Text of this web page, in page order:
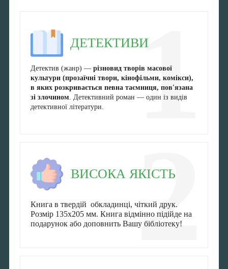
1
ДЕТЕКТИВИ
Детектив (жанр) — різновид творів масової
культури (прозаїчні твори, кінофільми, комікси),
в яких розкривається певна таємниця, пов'язана
зі злочином . Детективний роман — один із видів
детективної літератури.
2
ВИСОКА ЯКІСТЬ
Книга в твердій обкладинці, чіткий друк.
Розмір 135x205 мм. Книга відмінно підійде на
подарунок або доповнить Вашу бібліотеку!